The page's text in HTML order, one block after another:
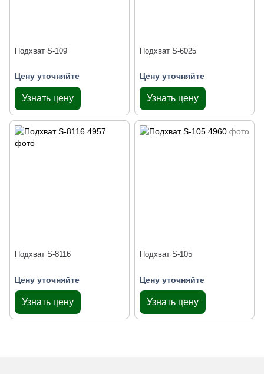
Подхват S-109
Цену уточняйте
Узнать цену
Подхват S-6025
Цену уточняйте
Узнать цену
Подхват S-8116
Цену уточняйте
Узнать цену
Подхват S-105
Цену уточняйте
Узнать цену